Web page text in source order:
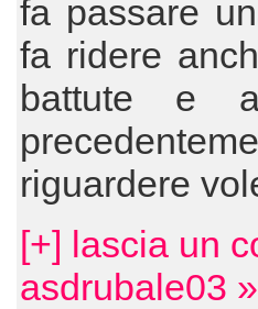
fa passare
fa ridere
battute e
riguardere
[+] lascia un
asdrubale03 »